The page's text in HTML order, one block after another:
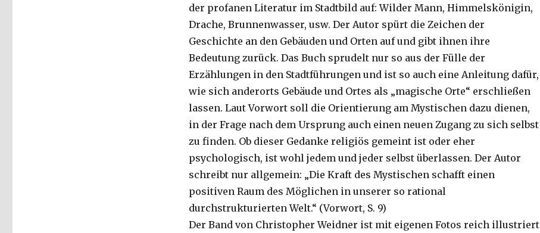
der profanen Literatur im Stadtbild auf: Wilder Mann, Himmelskönigin,
Drache, Brunnenwasser, usw. Der Autor spürt die Zeichen der
Geschichte an den Gebäuden und Orten auf und gibt ihnen ihre
Bedeutung zurück. Das Buch sprudelt nur so aus der Fülle der
Erzählungen in den Stadtführungen und ist so auch eine Anleitung dafür,
wie sich anderorts Gebäude und Ortes als „magische Orte“ erschließen
lassen. Laut Vorwort soll die Orientierung am Mystischen dazu dienen,
in der Frage nach dem Ursprung auch einen neuen Zugang zu sich selbst
zu finden. Ob dieser Gedanke religiös gemeint ist oder eher
psychologisch, ist wohl jedem und jeder selbst überlassen. Der Autor
schreibt nur allgemein: „Die Kraft des Mystischen schafft einen
positiven Raum des Möglichen in unserer so rational
durchstrukturierten Welt.“ (Vorwort, S. 9)
Der Band von Christopher Weidner ist mit eigenen Fotos reich illustriert